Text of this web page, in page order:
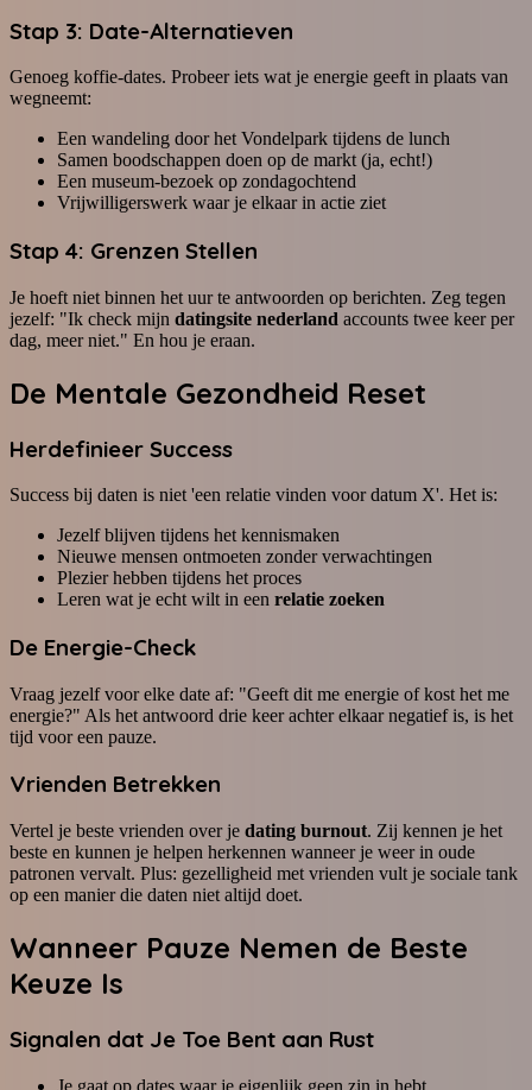
Stap 3: Date-Alternatieven
Genoeg koffie-dates. Probeer iets wat je energie geeft in plaats van
wegneemt:
Een wandeling door het Vondelpark tijdens de lunch
Samen boodschappen doen op de markt (ja, echt!)
Een museum-bezoek op zondagochtend
Vrijwilligerswerk waar je elkaar in actie ziet
Stap 4: Grenzen Stellen
Je hoeft niet binnen het uur te antwoorden op berichten. Zeg tegen
jezelf: "Ik check mijn datingsite nederland accounts twee keer per
dag, meer niet." En hou je eraan.
De Mentale Gezondheid Reset
Herdefinieer Success
Success bij daten is niet 'een relatie vinden voor datum X'. Het is:
Jezelf blijven tijdens het kennismaken
Nieuwe mensen ontmoeten zonder verwachtingen
Plezier hebben tijdens het proces
Leren wat je echt wilt in een relatie zoeken
De Energie-Check
Vraag jezelf voor elke date af: "Geeft dit me energie of kost het me
energie?" Als het antwoord drie keer achter elkaar negatief is, is het
tijd voor een pauze.
Vrienden Betrekken
Vertel je beste vrienden over je dating burnout. Zij kennen je het
beste en kunnen je helpen herkennen wanneer je weer in oude
patronen vervalt. Plus: gezelligheid met vrienden vult je sociale tank
op een manier die daten niet altijd doet.
Wanneer Pauze Nemen de Beste
Keuze Is
Signalen dat Je Toe Bent aan Rust
Je gaat op dates waar je eigenlijk geen zin in hebt